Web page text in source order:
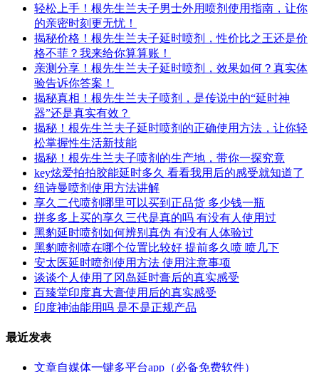
轻松上手！根先生兰夫子男士外用喷剂使用指南，让你
的亲密时刻更无忧！
揭秘价格！根先生兰夫子延时喷剂，性价比之王还是价
格不菲？我来给你算算账！
亲测分享！根先生兰夫子延时喷剂，效果如何？真实体
验告诉你答案！
揭秘真相！根先生兰夫子喷剂，是传说中的“延时神
器”还是真实有效？
揭秘！根先生兰夫子延时喷剂的正确使用方法，让你轻
松掌握性生活新技能
揭秘！根先生兰夫子喷剂的生产地，带你一探究竟
key炫爱拍拍胶能延时多久 看看我用后的感受就知道了
纽诗曼喷剂使用方法讲解
享久二代喷剂哪里可以买到正品货 多少钱一瓶
拼多多上买的享久三代是真的吗 有没有人使用过
黑豹延时喷剂如何辨别真伪 有没有人体验过
黑豹喷剂喷在哪个位置比较好 提前多久喷 喷几下
安太医延时喷剂使用方法 使用注意事项
谈谈个人使用了冈岛延时膏后的真实感受
百臻堂印度真大膏使用后的真实感受
印度神油能用吗 是不是正规产品
最近发表
文章自媒体一键多平台app（必备免费软件）